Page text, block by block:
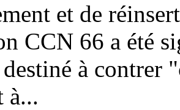
et de
CCN 66 a été
à contrer
à...